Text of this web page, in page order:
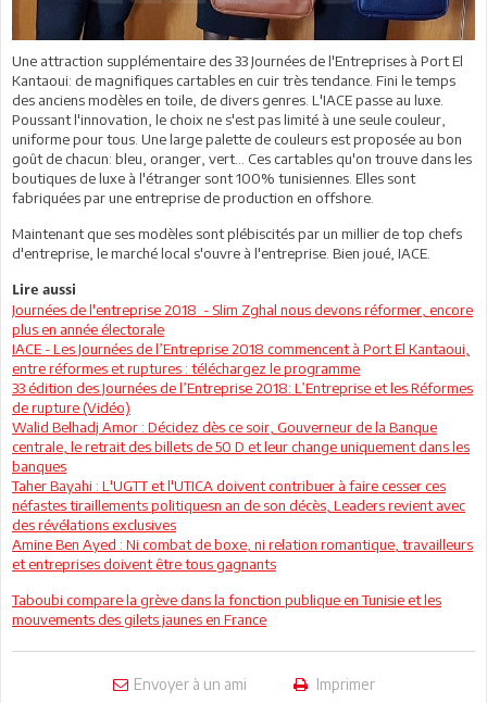
Une attraction supplémentaire des 33 Journées de l'Entreprises à Port El
Kantaoui: de magnifiques cartables en cuir très tendance. Fini le temps
des anciens modèles en toile, de divers genres. L'IACE passe au luxe.
Poussant l'innovation, le choix ne s'est pas limité à une seule couleur,
uniforme pour tous. Une large palette de couleurs est proposée au bon
goût de chacun: bleu, oranger, vert… Ces cartables qu'on trouve dans les
boutiques de luxe à l'étranger sont 100% tunisiennes. Elles sont
fabriquées par une entreprise de production en offshore.
Maintenant que ses modèles sont plébiscités par un millier de top chefs
d'entreprise, le marché local s'ouvre à l'entreprise. Bien joué, IACE.
Lire aussi
Journées de l'entreprise 2018 - Slim Zghal nous devons réformer, encore
plus en année électorale
IACE - Les Journées de l’Entreprise 2018 commencent à Port El Kantaoui,
entre réformes et ruptures : téléchargez le programme
33 édition des Journées de l’Entreprise 2018: L’Entreprise et les Réformes
de rupture (Vidéo)
Walid Belhadj Amor : Décidez dès ce soir, Gouverneur de la Banque
centrale, le retrait des billets de 50 D et leur change uniquement dans les
banques
Taher Bayahi : L'UGTT et l'UTICA doivent contribuer à faire cesser ces
néfastes tiraillements politiquesn an de son décès, Leaders revient avec
des révélations exclusives
Amine Ben Ayed : Ni combat de boxe, ni relation romantique, travailleurs
et entreprises doivent être tous gagnants
Taboubi compare la grève dans la fonction publique en Tunisie et les
mouvements des gilets jaunes en France
Envoyer à un ami Imprimer